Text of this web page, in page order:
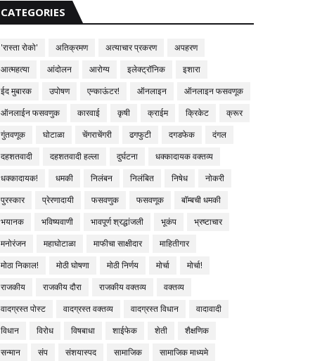
CATEGORIES
'रास्ता रोको' अतिक्रमण अत्याचार प्रकरण
अपहरण
आत्महत्या
आंदोलन आरोग्य इलेक्ट्रॉनिक
इशारा
ईद मुबारक
उपोषण एन्काऊंटर! ऑनलाइन
ऑनलाइन फसवणूक
ऑनलाईन फसवणुक
कारवाई कृषी क्राईम क्रिकेट
क्रूर
गुंतवणूक
घोटाळा चेंगराचेंगरी ढगफुटी दगडफेक
दंगल
दहशतवादी
दहशतवादी हल्ला दुर्घटना
धक्कादायक वक्तव्य
धक्कादायक!
धमकी निलंबन निलंबित निषेध
नोकरी
पुरस्कार
प्रेरणादायी फसवणुक फसवणूक
बॉम्बची धमकी
भयानक
भविष्यवाणी भावपूर्ण श्रद्धांजली भूकंप
भ्रष्टाचार
मनोरंजन
महाघोटाळा माफीचा साक्षीदार
माहितीगार
मोठा निकाल!
मोठी घोषणा मोठी निर्णय मोर्चा
मोर्चा!
राजकीय
राजकीय दौरा राजकीय वक्तव्य
वक्तव्य
वादग्रस्त पोस्ट
वादग्रस्त वक्तव्य वादग्रस्त विधान
वादावादी
विधान
विरोध विषबाधा शाईफेक शेती
शैक्षणिक
सन्मान
संप संशयास्पद सामाजिक
सामाजिक माध्यमे